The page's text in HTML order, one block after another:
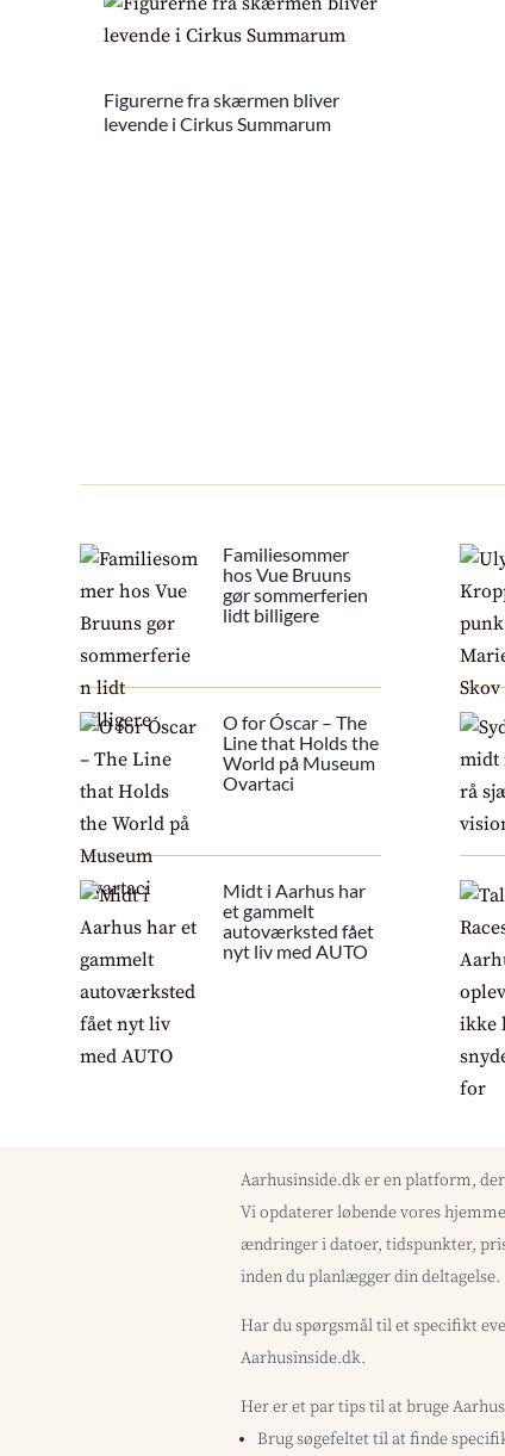
Figurerne fra skærmen bliver
levende i Cirkus Summarum
Familiesommer
hos Vue Bruuns
gør sommerferien
lidt billigere
O for Óscar – The
Line that Holds the
World på Museum
Ovartaci
Midt i Aarhus har
et gammelt
autoværksted fået
nyt liv med AUTO
Aarhusinside.dk er en platform,
Vi opdaterer løbende vores
ændringer i datoer, tidspunkter,
inden du planlægger din deltagelse.
Har du spørgsmål til et specifikt
Aarhusinside.dk.
Her er et par tips til at bruge
Brug søgefeltet til at finde